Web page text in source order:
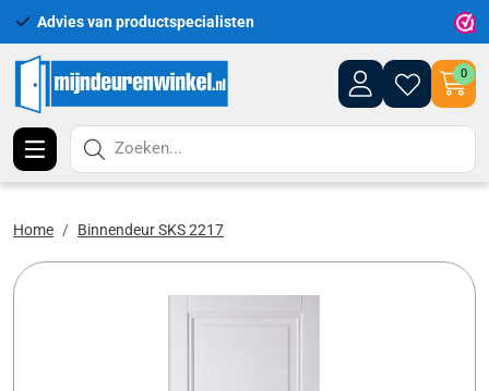
Advies van productspecialisten
0
Zoeken...
Home Binnendeur SKS 2217